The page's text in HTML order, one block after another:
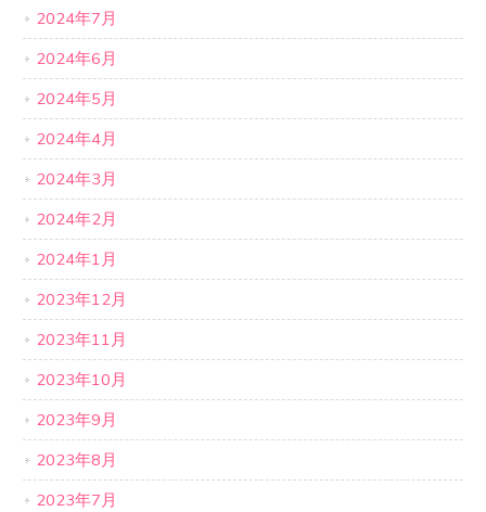
2024年7月
2024年6月
2024年5月
2024年4月
2024年3月
2024年2月
2024年1月
2023年12月
2023年11月
2023年10月
2023年9月
2023年8月
2023年7月